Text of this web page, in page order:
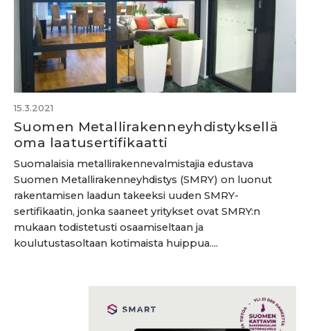
15.3.2021
Suomen Metallirakenneyhdistyksellä
oma laatusertifikaatti
Suomalaisia metallirakennevalmistajia edustava
Suomen Metallirakenneyhdistys (SMRY) on luonut
rakentamisen laadun takeeksi uuden SMRY-
sertifikaatin, jonka saaneet yritykset ovat SMRY:n
mukaan todistetusti osaamiseltaan ja
koulutustasoltaan kotimaista huippua....